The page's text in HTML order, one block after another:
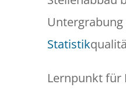
Untergrabung
Statistik
Lernpunkt für